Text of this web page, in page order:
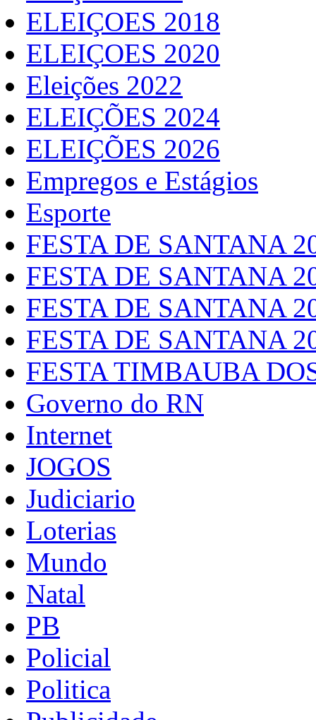
ELEIÇOES 2018
ELEIÇOES 2020
Eleições 2022
ELEIÇÕES 2024
ELEIÇÕES 2026
Empregos e Estágios
Esporte
FESTA DE SANTANA
FESTA DE SANTANA
FESTA DE SANTANA
FESTA DE SANTANA
FESTA TIMBAUBA
Governo do RN
Internet
JOGOS
Judiciario
Loterias
Mundo
Natal
PB
Policial
Politica